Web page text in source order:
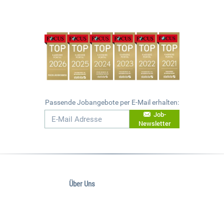
Passende Jobangebote per E-Mail erhalten:
Job-
Newsletter
Über Uns